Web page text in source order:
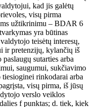
kad jis galėtų
visų pirma
užtikrinimu – BDAR 6
yra būtinas
teisėtų interesų,
ir pretenzijų, kylančių iš
sutarties arba
saugumui, sukčiavimo
rinkodarai arba
visų pirma, iš jūsų
verslo veiklos
f punktas; d. tiek, kiek